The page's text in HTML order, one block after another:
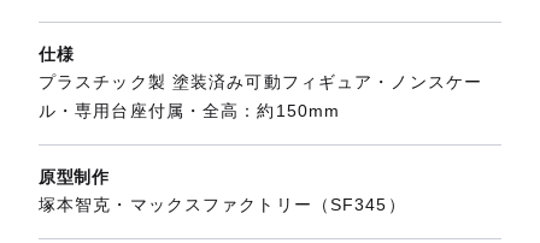
仕様
プラスチック製 塗装済み可動フィギュア・ノンスケー
ル・専用台座付属・全高：約150mm
原型制作
塚本智克・マックスファクトリー（SF345）